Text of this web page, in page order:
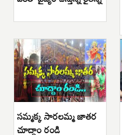
సమ్మక్క సారలమ్మ జాతర
చూద్దాం రండి